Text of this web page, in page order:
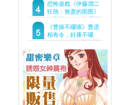
驚悚亮相 ！伊藤潤二
恐怖世界首度進軍
Steam
恐怖遊戲《伊藤潤二
狂熱：無盡的囹圄》
今登陸Steam 詭異洋
樓開啟 同步釋出最新
預告片
《曹操不囉嗦》曹丞
相有令，好康不囉
嗦！事前預約即刻開